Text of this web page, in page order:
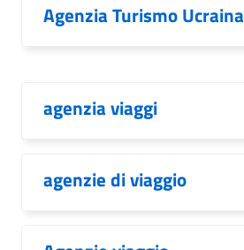
Agenzia Turismo Ucraina
agenzia viaggi
agenzie di viaggio